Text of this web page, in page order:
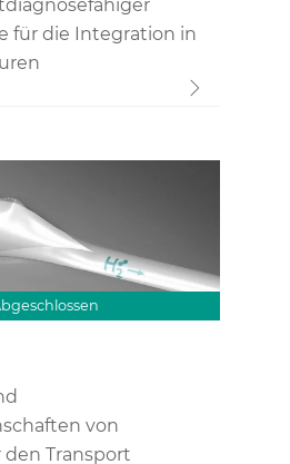
für die Integration in
von
Transport